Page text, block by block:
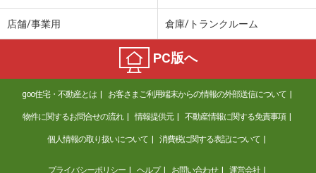
店舗/事業用 倉庫/トランクルーム
PC版へ
goo住宅・不動産とは お客さまご利用端末からの情報の外部送信について
物件に関するお問合せの流れ 情報提供元 不動産情報に関する免責事項
個人情報の取り扱いについて 消費税に関する表記について
プライバシーポリシー ヘルプ お問い合わせ 運営会社